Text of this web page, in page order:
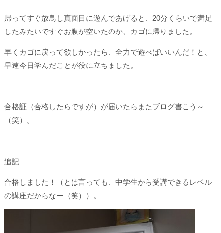
帰ってすぐ放鳥し真面目に遊んであげると、20分くらいで満足
したみたいですぐお腹が空いたのか、カゴに帰りました。
早くカゴに戻って欲しかったら、全力で遊べばいいんだ！と、
早速今日学んだことが役に立ちました。
合格証（合格したらですが）が届いたらまたブログ書こう～
（笑）。
追記
合格しました！（とは言っても、中学生から受講できるレベル
の講座だからなー（笑））。